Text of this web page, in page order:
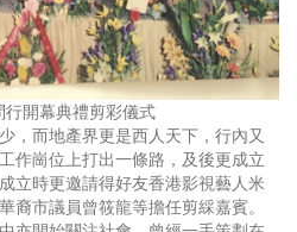
行開幕典禮剪彩儀式
，而地產界更是西人天下，行內又
作崗位上打出一條路，及後更成立
立時更邀請得好友香港影視藝人米
裔市議員曾筱龍等擔任剪綵嘉賓。